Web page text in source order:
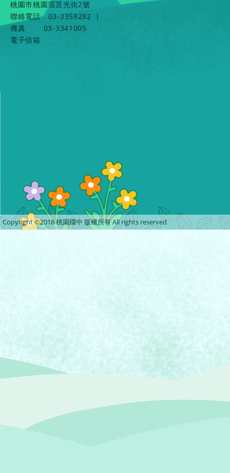
桃園市桃園區莒光街2號
聯絡電話
03-3358282
|
傳真
03-3341005
電子信箱
Copyright ©2018 桃園國中 版權所有 All rights reserved